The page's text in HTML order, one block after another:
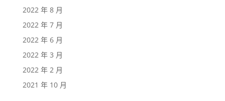
2022 年 8 月
2022 年 7 月
2022 年 6 月
2022 年 3 月
2022 年 2 月
2021 年 10 月